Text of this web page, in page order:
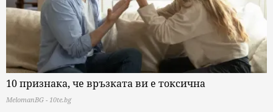
10 признака, че връзката ви е токсична
MelomanBG - 10te.bg